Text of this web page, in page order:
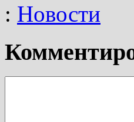
: Новости